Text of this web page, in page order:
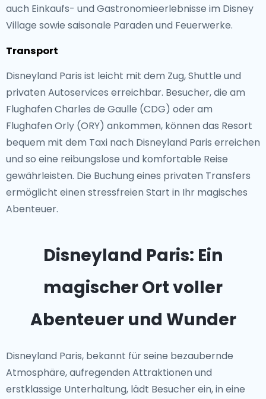
auch Einkaufs- und Gastronomieerlebnisse im Disney
Village sowie saisonale Paraden und Feuerwerke.
Transport
Disneyland Paris ist leicht mit dem Zug, Shuttle und
privaten Autoservices erreichbar. Besucher, die am
Flughafen Charles de Gaulle (CDG) oder am
Flughafen Orly (ORY) ankommen, können das Resort
bequem mit dem Taxi nach Disneyland Paris erreichen
und so eine reibungslose und komfortable Reise
gewährleisten. Die Buchung eines privaten Transfers
ermöglicht einen stressfreien Start in Ihr magisches
Abenteuer.
Disneyland Paris: Ein
magischer Ort voller
Abenteuer und Wunder
Disneyland Paris, bekannt für seine bezaubernde
Atmosphäre, aufregenden Attraktionen und
erstklassige Unterhaltung, lädt Besucher ein, in eine